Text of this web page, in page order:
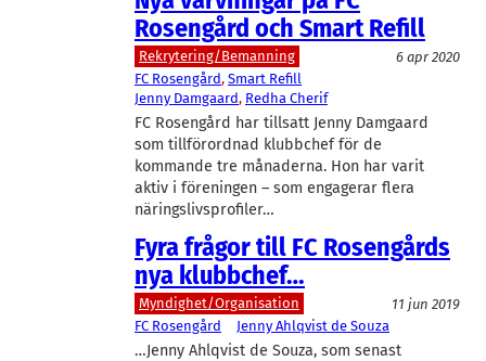
Rosengård och Smart Refill
Rekrytering/Bemanning
6 apr 2020
FC Rosengård, Smart Refill
Jenny Damgaard, Redha Cherif
FC Rosengård har tillsatt Jenny Damgaard
som tillförordnad klubbchef för de
kommande tre månaderna. Hon har varit
aktiv i föreningen – som engagerar flera
näringslivsprofiler…
Fyra frågor till FC Rosengårds
nya klubbchef…
Myndighet/Organisation
11 jun 2019
FC Rosengård
Jenny Ahlqvist de Souza
…Jenny Ahlqvist de Souza, som senast